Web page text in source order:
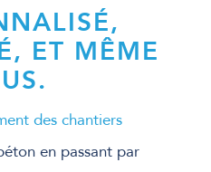
ET MÊME
des chantiers
en passant par